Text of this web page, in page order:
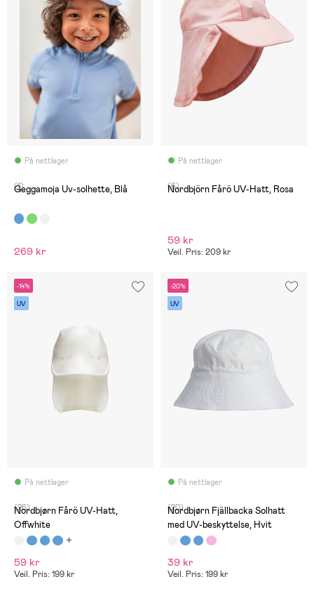
På nettlager
(1)
Geggamoja Uv-solhette, Blå
269 kr
På nettlager
(6)
Nordbjörn Fårö UV-Hatt, Rosa
59 kr
Veil. Pris: 209 kr
-14%
UV
På nettlager
(26)
Nordbjørn Fårö UV-Hatt,
Offwhite
59 kr
Veil. Pris: 199 kr
-20%
UV
På nettlager
(20)
Nordbjørn Fjällbacka Solhatt
med UV-beskyttelse, Hvit
39 kr
Veil. Pris: 199 kr